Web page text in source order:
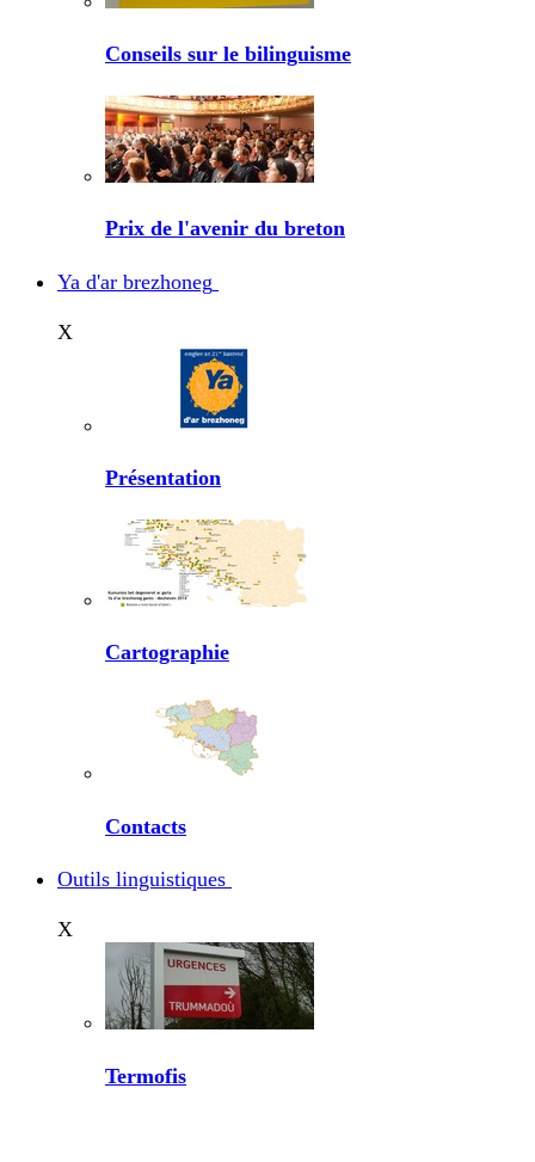
Conseils sur le bilinguisme
Prix de l'avenir du breton
Ya d'ar brezhoneg
X
Présentation
Cartographie
Contacts
Outils linguistiques
X
Termofis